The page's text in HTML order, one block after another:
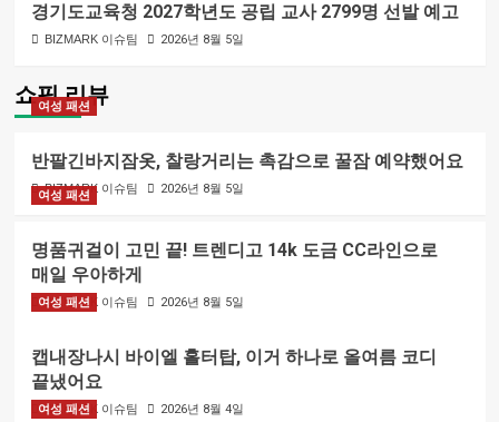
경기도교육청 2027학년도 공립 교사 2799명 선발 예고
BIZMARK 이슈팀 2026년 8월 5일
쇼핑 리뷰
여성 패션
반팔긴바지잠옷, 찰랑거리는 촉감으로 꿀잠 예약했어요
BIZMARK 이슈팀 2026년 8월 5일
여성 패션
명품귀걸이 고민 끝! 트렌디고 14k 도금 CC라인으로
매일 우아하게
BIZMARK 이슈팀 2026년 8월 5일
여성 패션
캡내장나시 바이엘 홀터탑, 이거 하나로 올여름 코디
끝냈어요
BIZMARK 이슈팀 2026년 8월 4일
여성 패션